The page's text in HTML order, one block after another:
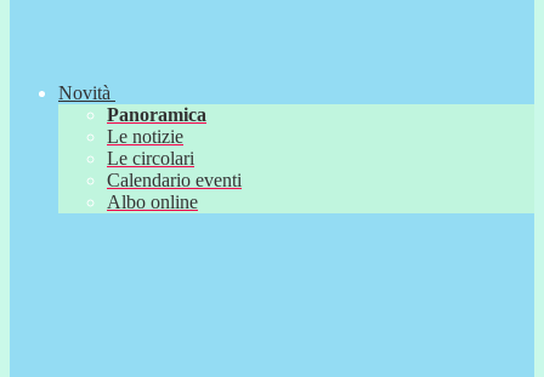
Novità
Panoramica
Le notizie
Le circolari
Calendario eventi
Albo online